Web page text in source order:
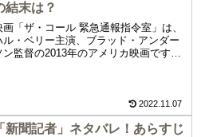
結末は？
画「ザ・コール 緊急通報指令室」は、
ル・ベリー主演、ブラッド・アンダー
ン監督の2013年のアメリカ映画です。
害者を救出するという斬新な切り口の
画です。緊迫感と緊張感の中で進むス
ーリーも秀逸です。
2022.11.07
「新聞記者」ネタバレ！あらすじ